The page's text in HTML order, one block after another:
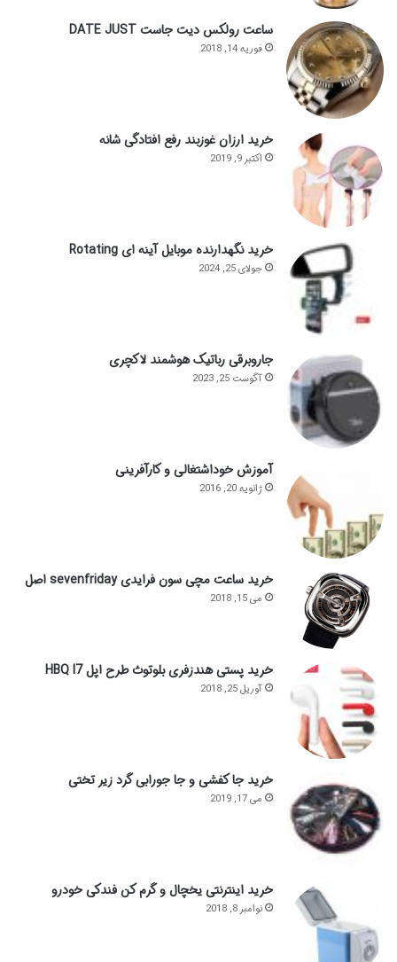
ساعت رولکس دیت جاست DATE JUST
فوریه 14, 2018
خرید ارزان غوزبند رفع افتادگی شانه
اکتبر 9, 2019
خرید نگهدارنده موبایل آینه ای Rotating
جولای 25, 2024
جاروبرقی رباتیک هوشمند لاکچری
آگوست 25, 2023
آموزش خوداشتغالی و کارآفرینی
ژانویه 20, 2016
خرید ساعت مچی سون فرایدی sevenfriday اصل
می 15, 2018
خرید پستی هندزفری بلوتوث طرح اپل HBQ I7
آوریل 25, 2018
خرید جا کفشی و جا جورابی گرد زیر تختی
می 17, 2019
خرید اینترنتی یخچال و گرم کن فندکی خودرو
نوامبر 8, 2018